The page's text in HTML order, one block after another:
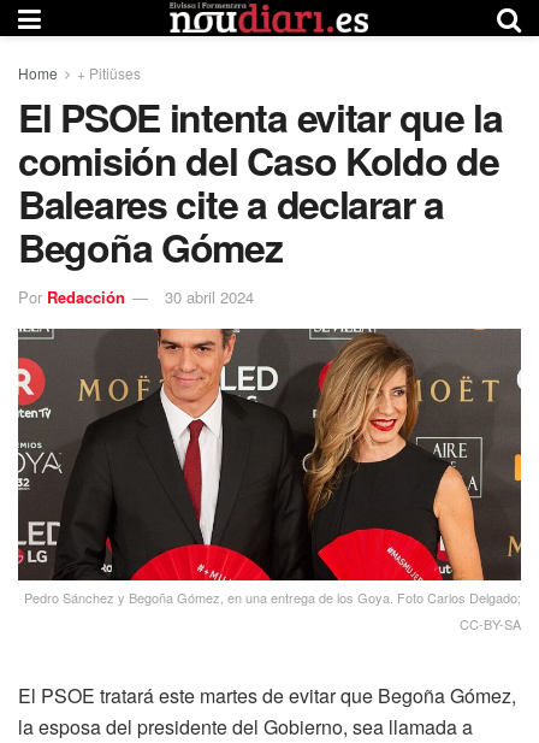
Home + Pitiüses
El PSOE intenta evitar que la
comisión del Caso Koldo de
Baleares cite a declarar a
Begoña Gómez
Por Redacción 30 abril 2024
Pedro Sánchez y Begoña Gómez, en una entrega de los Goya. Foto Carlos Delgado;
CC-BY-SA
El PSOE tratará este martes de evitar que Begoña Gómez,
la esposa del presidente del Gobierno, sea llamada a